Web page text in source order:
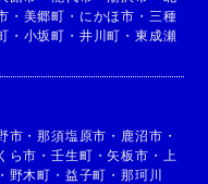
・ 美郷町 ・ にかほ市 ・ 三種
・ 小坂町 ・ 井川町 ・ 東成瀬
市 ・那須塩原市 ・ 鹿沼市 ・
ら市 ・壬生町 ・矢板市 ・
上
・ 野木町 ・ 益子町 ・那珂川